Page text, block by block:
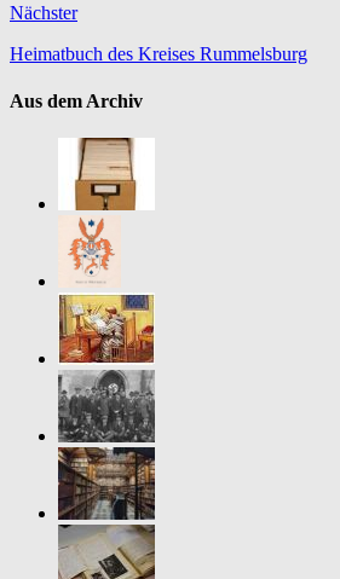
Nächster
Heimatbuch des Kreises Rummelsburg
Aus dem Archiv